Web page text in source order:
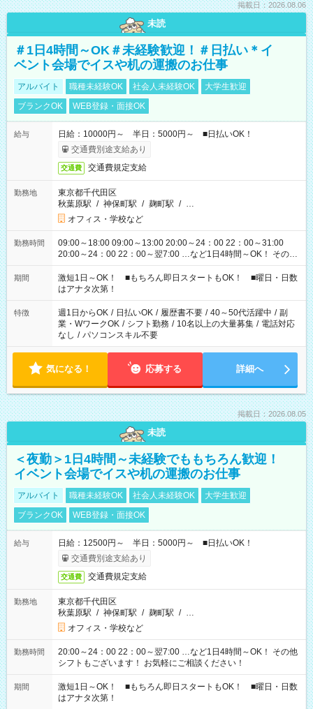
掲載日：2026.08.06
未読
＃1日4時間～OK＃未経験歓迎！＃日払い＊イ
ベント会場でイスや机の運搬のお仕事
アルバイト 職種未経験OK 社会人未経験OK
大学生歓迎
ブランクOK
WEB登録・面接OK
給与
日給：10000円～ 半日：5000円～ ■日払いOK！
交通費別途支給あり
交通費 交通費規定支給
勤務地
東京都千代田区
秋葉原駅 / 神保町駅 / 麹町駅 / …
オフィス・学校など
勤務時間
09:00～18:00 09:00～13:00 20:00～24：00 22：00～31:00
20:00～24：00 22：00～翌7:00 …など1日4時間～OK！ その他
シフトもございます！ お気軽にご相談ください！
期間
激短1日～OK！ ■もちろん即日スタートもOK！ ■曜日・日数
はアナタ次第！
特徴 週1日からOK / 日払いOK / 履歴書不要 / 40～50代活躍中 / 副
業・WワークOK / シフト勤務 / 10名以上の大量募集 / 電話対応
なし / パソコンスキル不要
気になる！ 応募する 詳細へ
掲載日：2026.08.05
未読
＜夜勤＞1日4時間～未経験でももちろん歓迎！
イベント会場でイスや机の運搬のお仕事
アルバイト 職種未経験OK 社会人未経験OK
大学生歓迎
ブランクOK
WEB登録・面接OK
給与
日給：12500円～ 半日：5000円～ ■日払いOK！
交通費別途支給あり
交通費 交通費規定支給
勤務地
東京都千代田区
秋葉原駅 / 神保町駅 / 麹町駅 / …
オフィス・学校など
勤務時間
20:00～24：00 22：00～翌7:00 …など1日4時間～OK！ その他
シフトもございます！ お気軽にご相談ください！
期間
激短1日～OK！ ■もちろん即日スタートもOK！ ■曜日・日数
はアナタ次第！